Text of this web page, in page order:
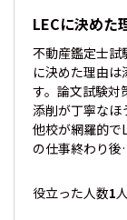
LECに決めた
不動産鑑定士試
に決めた理由
す。論文試験対
添削が丁寧なほ
他校が網羅的で
の仕事終わり
役立った人数1人